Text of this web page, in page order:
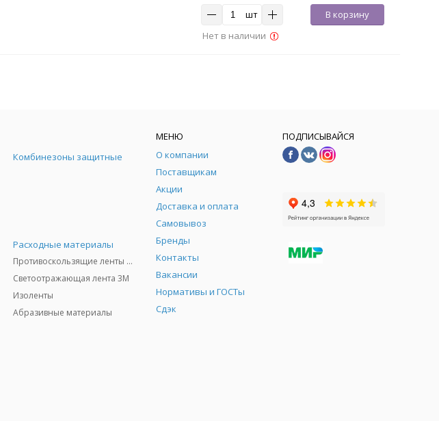
шт
В корзину
Нет в наличии
Комбинезоны защитные
Расходные материалы
Противоскользящие ленты 3М
Светоотражающая лента 3M
Изоленты
Абразивные материалы
МЕНЮ
О компании
Поставщикам
Акции
Доставка и оплата
Самовывоз
Бренды
Контакты
Вакансии
Нормативы и ГОСТы
Сдэк
ПОДПИСЫВАЙСЯ